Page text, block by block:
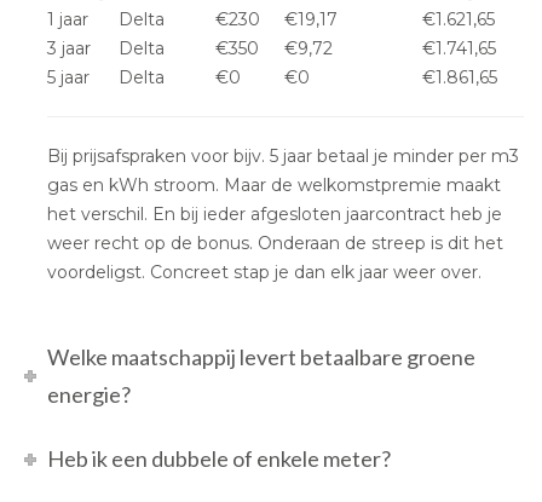
1 jaar
Delta €230 €19,17
€1.621,65
3 jaar
Delta €350 €9,72
€1.741,65
5 jaar
Delta €0 €0 €1.861,65
Bij prijsafspraken voor bijv. 5 jaar betaal je minder per m3
gas en kWh stroom. Maar de welkomstpremie maakt
het verschil. En bij ieder afgesloten jaarcontract heb je
weer recht op de bonus. Onderaan de streep is dit het
voordeligst. Concreet stap je dan elk jaar weer over.
Welke maatschappij levert betaalbare groene
energie?
Heb ik een dubbele of enkele meter?